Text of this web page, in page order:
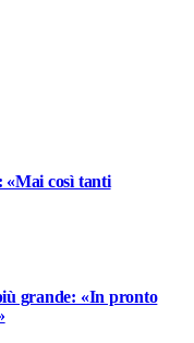
«Mai così tanti
grande: «In pronto